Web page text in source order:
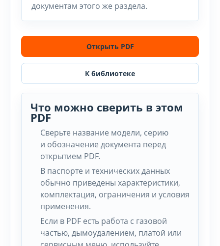
документам этого же раздела.
Открыть PDF
К библиотеке
Что можно сверить в этом
PDF
Сверьте название модели, серию
и обозначение документа перед
открытием PDF.
В паспорте и технических данных
обычно приведены характеристики,
комплектация, ограничения и условия
применения.
Если в PDF есть работа с газовой
частью, дымоудалением, платой или